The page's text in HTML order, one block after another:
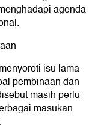
agenda
isu lama
pembinaan dan
masih perlu
masukan